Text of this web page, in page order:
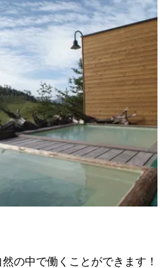
の中で働くことができます！